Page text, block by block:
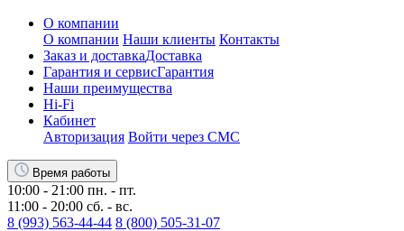
О компании
О компании Наши клиенты Контакты
Заказ и доставкаДоставка
Гарантия и сервисГарантия
Наши преимущества
Hi-Fi
Кабинет
Авторизация Войти через СМС
Время работы
10:00 - 21:00 пн. - пт.
11:00 - 20:00 сб. - вс.
8 (993) 563-44-44 8 (800) 505-31-07